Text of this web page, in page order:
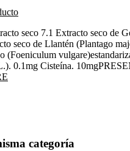
seco 7.1 Extracto seco de
seco de Llantén (Plantago
(Foeniculum
0.1mg Cisteína.
categoría